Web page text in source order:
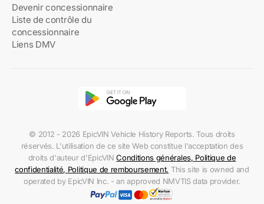
Devenir concessionnaire
Liste de contrôle du
concessionnaire
Liens DMV
© 2012 - 2026 EpicVIN Vehicle History Reports. Tous droits
réservés. L'utilisation de ce site Web constitue l'acceptation des
droits d'auteur d'EpicVINConditions générales, Politique de
confidentialité, Politique de remboursement. This site is owned and
operated by EpicVIN Inc. - an approved NMVTIS data provider.